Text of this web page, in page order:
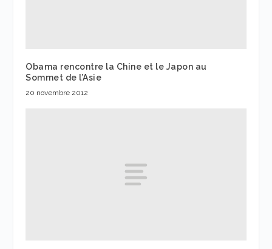
Obama rencontre la Chine et le Japon au
Sommet de l’Asie
20 novembre 2012